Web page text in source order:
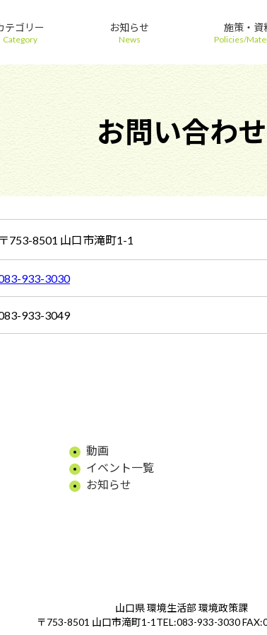
テゴリー
Category
お知らせ
News
施策・資
Policies/
お問い合わせ
〒753-8501 山口市滝町1-1
933-3030
933-3049
動画
イベント一覧
お知らせ
山口県 環境生活部 環境政策課
〒753-8501 山口市滝町1-1 TEL:083-933-3030